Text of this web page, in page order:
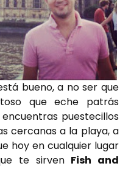
bueno, a no ser que
que eche patrás
puestecillos
cercanas a la playa, a
hoy en cualquier lugar
te sirven Fish and